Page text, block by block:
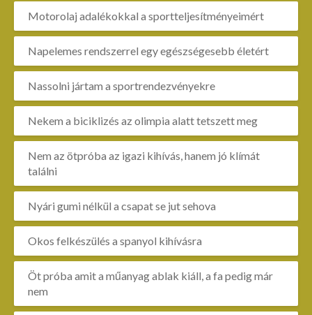
Motorolaj adalékokkal a sportteljesítményeimért
Napelemes rendszerrel egy egészségesebb életért
Nassolni jártam a sportrendezvényekre
Nekem a biciklizés az olimpia alatt tetszett meg
Nem az ötpróba az igazi kihívás, hanem jó klímát
találni
Nyári gumi nélkül a csapat se jut sehova
Okos felkészülés a spanyol kihívásra
Öt próba amit a műanyag ablak kiáll, a fa pedig már
nem